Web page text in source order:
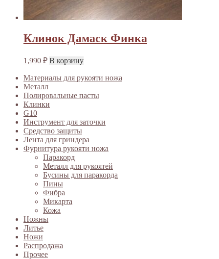
Клинок Дамаск Финка
1,990 ₽ В корзину
Материалы для рукояти ножа
Металл
Полировальные пасты
Клинки
G10
Инструмент для заточки
Средство защиты
Лента для гриндера
Фурнитура рукояти ножа
Паракорд
Металл для рукоятей
Бусины для паракорда
Пины
Фибра
Микарта
Кожа
Ножны
Литье
Ножи
Распродажа
Прочее